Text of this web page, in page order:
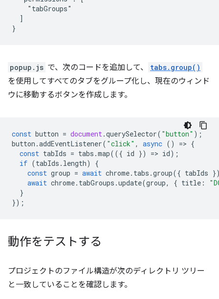
    "tabGroups"
  ]
popup.js で、次のコードを追加して、 tabs.group()
を使用してすべてのタブをグループ化し、現在のウィンド
ウに移動するボタンを作成します。
const button = document.querySelector( "button" );
button .addEventListener( "click" , async () => {
const tabIds = tabs .map(({ id }) => id);
if (tabIds . length)
{
const group = await chrome. tabs .group({ tabIds
await chrome. tabGroups .update(group, { title :
}
});
動作をテストする
プロジェクトのファイル構造が次のディレクトリ ツリー
と一致していることを確認します。